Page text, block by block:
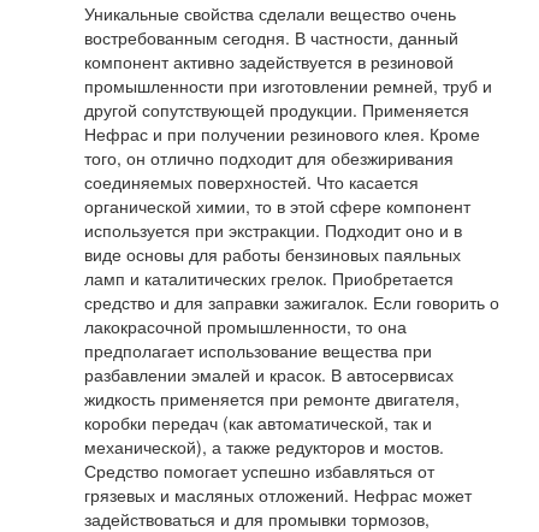
Уникальные свойства сделали вещество очень
востребованным сегодня. В частности, данный
компонент активно задействуется в резиновой
промышленности при изготовлении ремней, труб и
другой сопутствующей продукции. Применяется
Нефрас и при получении резинового клея. Кроме
того, он отлично подходит для обезжиривания
соединяемых поверхностей. Что касается
органической химии, то в этой сфере компонент
используется при экстракции. Подходит оно и в
виде основы для работы бензиновых паяльных
ламп и каталитических грелок. Приобретается
средство и для заправки зажигалок. Если говорить о
лакокрасочной промышленности, то она
предполагает использование вещества при
разбавлении эмалей и красок. В автосервисах
жидкость применяется при ремонте двигателя,
коробки передач (как автоматической, так и
механической), а также редукторов и мостов.
Средство помогает успешно избавляться от
грязевых и масляных отложений. Нефрас может
задействоваться и для промывки тормозов,